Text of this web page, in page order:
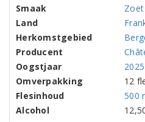
Smaak
Zoet
Land
Herkomstgebied
Producent
Oogstjaar
2025
Omverpakking
12
Flesinhoud
500
Alcohol